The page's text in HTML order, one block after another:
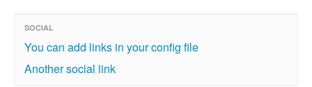
SOCIAL
You can add links in your config file
Another social link